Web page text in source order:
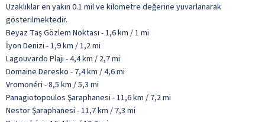
Uzaklıklar en yakın 0.1 mil ve kilometre değerine yuvarlanarak
gösterilmektedir.
Beyaz Taş Gözlem Noktası - 1,6 km / 1 mi
İyon Denizi - 1,9 km / 1,2 mi
Lagouvardo Plajı - 4,4 km / 2,7 mi
Domaine Deresko - 7,4 km / 4,6 mi
Vromonéri - 8,5 km / 5,3 mi
Panagiotopoulos Şaraphanesi - 11,6 km / 7,2 mi
Nestor Şaraphanesi - 11,7 km / 7,3 mi